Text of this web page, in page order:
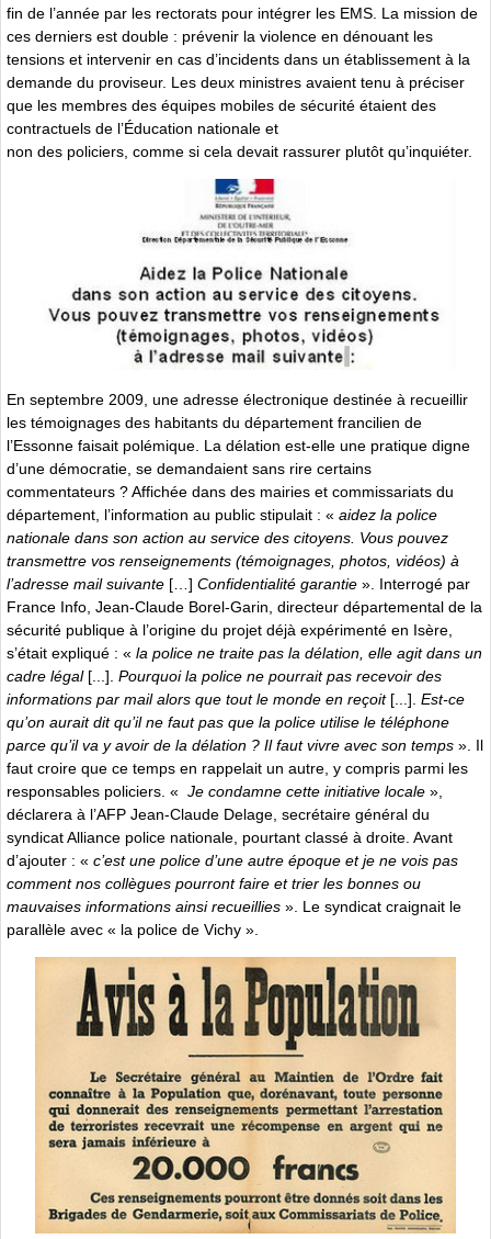
fin de l’année par les rectorats pour intégrer les EMS. La mission de
ces derniers est double : prévenir la violence en dénouant les
tensions et intervenir en cas d’incidents dans un établissement à la
demande du proviseur. Les deux ministres avaient tenu à préciser
que les membres des équipes mobiles de sécurité étaient des
contractuels de l’Éducation nationale et
non des policiers, comme si cela devait rassurer plutôt qu’inquiéter.
En septembre 2009, une adresse électronique destinée à recueillir
les témoignages des habitants du département francilien de
l’Essonne faisait polémique. La délation est-elle une pratique digne
d’une démocratie, se demandaient sans rire certains
commentateurs ? Affichée dans des mairies et commissariats du
département, l’information au public stipulait : « aidez la police
nationale dans son action au service des citoyens. Vous pouvez
transmettre vos renseignements (témoignages, photos, vidéos) à
l’adresse mail suivante […] Confidentialité garantie ». Interrogé par
France Info, Jean-Claude Borel-Garin, directeur départemental de la
sécurité publique à l’origine du projet déjà expérimenté en Isère,
s’était expliqué : « la police ne traite pas la délation, elle agit dans un
cadre légal[...]. Pourquoi la police ne pourrait pas recevoir des
informations par mail alors que tout le monde en reçoit[...]. Est-ce
qu’on aurait dit qu’il ne faut pas que la police utilise le téléphone
parce qu’il va y avoir de la délation ? Il faut vivre avec son temps ». Il
faut croire que ce temps en rappelait un autre, y compris parmi les
responsables policiers. « Je condamne cette initiative locale »,
déclarera à l’AFP Jean-Claude Delage, secrétaire général du
syndicat Alliance police nationale, pourtant classé à droite. Avant
d’ajouter : « c’est une police d’une autre époque et je ne vois pas
comment nos collègues pourront faire et trier les bonnes ou
mauvaises informations ainsi recueillies ». Le syndicat craignait le
parallèle avec « la police de Vichy ».